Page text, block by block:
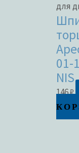
для
01-
NIS
146₽